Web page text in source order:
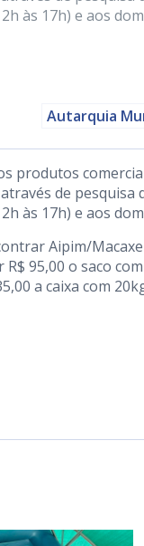
às 17h) e aos
Autarquia
produtos
de pesquisa
às 17h) e aos
Aipim/
95,00 o saco
a caixa com